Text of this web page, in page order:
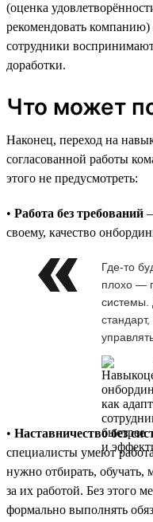
(оценка
рекомендовать
сотрудники
доработки.
Что может
Наконец, переход на
согласованной работы
этого не предусмотреть:
• Работа без требований
своему, качество
Где-то
плохо —
системы.
• Наставничество без
специалисты умеют
нужно отбирать, обучать,
за их работой. Без этого
формально выполнять